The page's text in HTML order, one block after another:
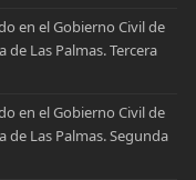
en el Gobierno Civil de
de Las Palmas. Tercera
en el Gobierno Civil de
de Las Palmas. Segunda